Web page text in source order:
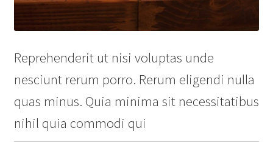
Reprehenderit ut nisi voluptas unde
nesciunt rerum porro. Rerum eligendi nulla
quas minus. Quia minima sit necessitatibus
nihil quia commodi qui